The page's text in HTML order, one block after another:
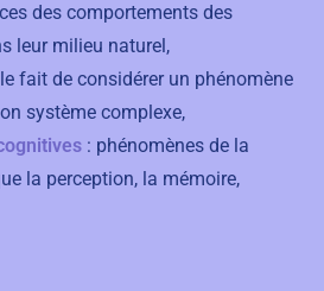
des comportements des
leur milieu naturel,
fait de considérer un phénomène
système complexe,
: phénomènes de la
la perception, la mémoire,